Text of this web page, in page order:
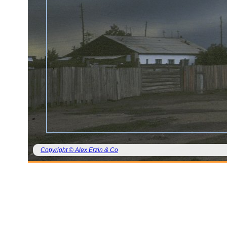
Copyright © Alex Erzin & Co